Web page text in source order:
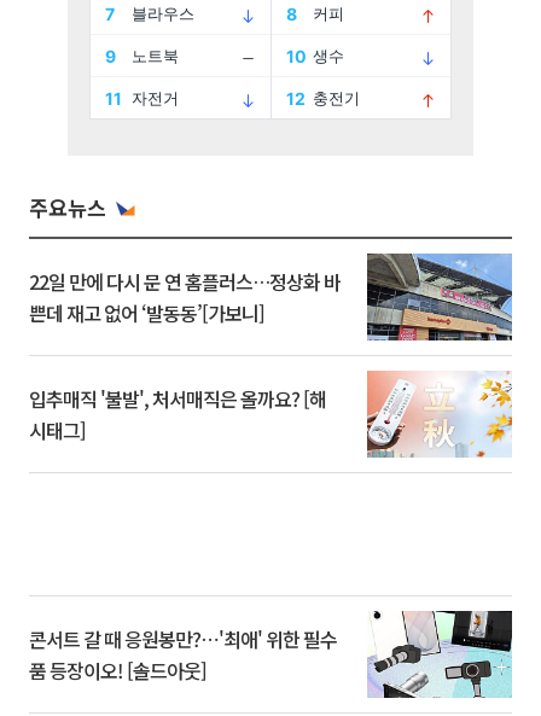
주요뉴스
22일 만에 다시 문 연 홈플러스…정상화 바
쁜데 재고 없어 ‘발동동’[가보니]
입추매직 '불발', 처서매직은 올까요? [해
시태그]
콘서트 갈 때 응원봉만?⋯'최애' 위한 필수
품 등장이오! [솔드아웃]